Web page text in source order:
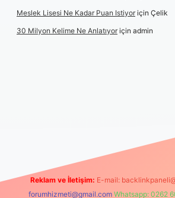
Meslek Lisesi Ne Kadar Puan Istiyoriçin Çelik
30 Milyon Kelime Ne Anlatıyoriçin admin
Reklam ve İletişim: E-mail:
forumhizmeti@gmail.com Whatsapp: 0262